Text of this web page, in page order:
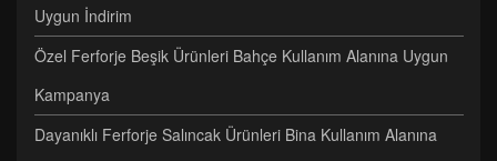
Uygun İndirim
Özel Ferforje Beşik Ürünleri Bahçe Kullanım Alanına Uygun
Kampanya
Dayanıklı Ferforje Salıncak Ürünleri Bina Kullanım Alanına